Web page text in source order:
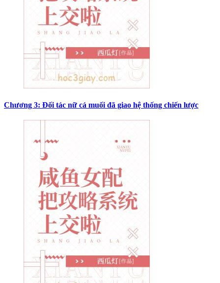
Chương 3: Đối tác nữ cá muối đã giao hệ thống chiến lược